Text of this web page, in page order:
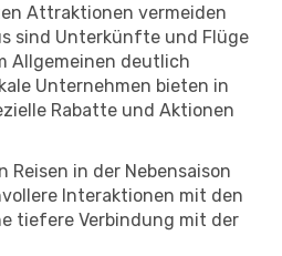
Attraktionen vermeiden
sind Unterkünfte und Flüge
Allgemeinen deutlich
Unternehmen bieten in
Rabatte und Aktionen
Reisen in der Nebensaison
Interaktionen mit den
tiefere Verbindung mit der